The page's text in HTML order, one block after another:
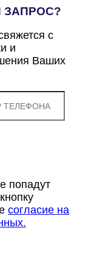
ЗАПРОС?
с
и
Ваших
попадут
согласие на